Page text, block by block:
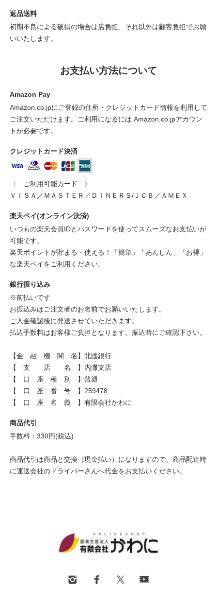
返品送料
初期不良による破損の場合は店負担、それ以外は顧客負担でお願
いいたします。
お支払い方法について
Amazon Pay
Amazon.co.jpにご登録の住所・クレジットカード情報を利用して
ご注文いただけます。ご利用になるには Amazon.co.jpアカウン
トが必要です。
クレジットカード決済
〈 ご利用可能カード 〉
ＶＩＳＡ／ＭＡＳＴＥＲ／ＤＩＮＥＲＳ/ＪＣＢ／ＡＭＥＸ
楽天ペイ(オンライン決済)
いつもの楽天会員IDとパスワードを使ってスムーズなお支払いが
可能です。
楽天ポイントが貯まる・使える！「簡単」「あんしん」「お得」
な楽天ペイをご利用ください。
銀行振り込み
※前払いです
お振込みはご注文者のお名前でお願いいたします。
ご入金確認後に発送させていただきます。
払込手数料はお客様ご負担となります。振込時にご確認下さい。
【金 融 機 関 名】北國銀行
【 支 店 名 】内灘支店
【 口 座 種 別 】普通
【 口 座 番 号 】259478
【 口 座 名 義 】有限会社かわに
商品代引
手数料：330円(税込)
商品代引は商品と交換（現金払い）になりますので、商品配達時
に運送会社のドライバーさんへ代金をお支払いください。